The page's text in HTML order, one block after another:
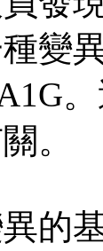
種變
。
的